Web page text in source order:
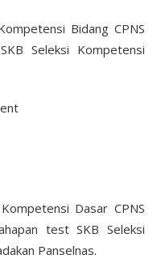
Bidang CPNS
Seleksi Kompetensi
Dasar CPNS
test SKB Seleksi
Panselnas.